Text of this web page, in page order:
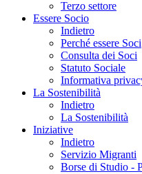
Terzo settore
Essere Socio
Indietro
Perché essere Soci
Consulta dei Soci
Statuto Sociale
Informativa
La Sostenibilità
Indietro
La Sostenibilità
Iniziative
Indietro
Servizio Migranti
Borse di Studio -